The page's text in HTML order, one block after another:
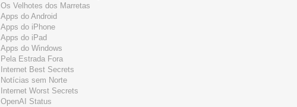
Os Velhotes dos Marretas
Apps do Android
Apps do iPhone
Apps do iPad
Apps do Windows
Pela Estrada Fora
Internet Best Secrets
Notícias sem Norte
Internet Worst Secrets
OpenAI Status